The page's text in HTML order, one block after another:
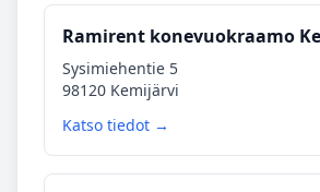
Ramirent konevuokraamo
Sysimiehentie 5
98120 Kemijärvi
Katso tiedot →